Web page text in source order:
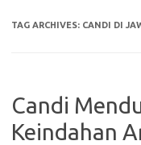
TAG ARCHIVES: CANDI DI
Candi
Keindahan